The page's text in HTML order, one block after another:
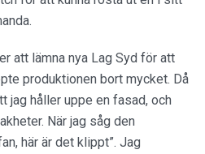
att lämna nya Lag Syd för att
produktionen bort mycket. Då
jag håller uppe en fasad, och
När jag såg den
här är det klippt”. Jag